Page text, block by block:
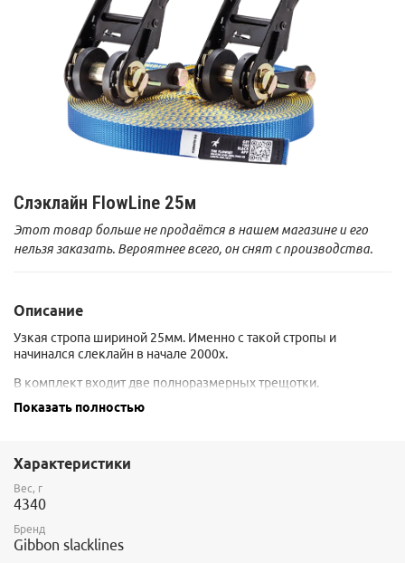
Слэклайн FlowLine 25м
Этот товар больше не продаётся в нашем магазине и его
нельзя заказать. Вероятнее всего, он снят с производства.
Описание
Узкая стропа шириной 25мм. Именно с такой стропы и
начинался слеклайн в начале 2000х.
В комплект входит две полноразмерных трещотки.
Стропа 20м + 2 петли для крепления по 2,5м.
Сертификат Союза Технического Надзора TUV
Показать полностью
Характеристики
Вес, г
4340
Бренд
Gibbon slacklines